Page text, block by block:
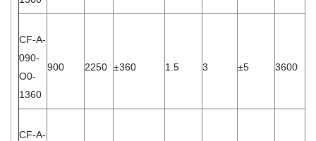
CF-A-
090-
O0-
1360
900 2250 ±360 1.5 3 ±5 3600
CF-A-